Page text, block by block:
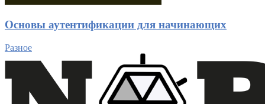
Основы аутентификации для начинающих
Разное